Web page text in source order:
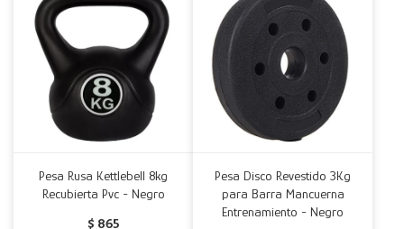
Pesa Rusa Kettlebell 8kg
Recubierta Pvc - Negro
$ 865
Pesa Disco Revestido 3Kg
para Barra Mancuerna
Entrenamiento - Negro